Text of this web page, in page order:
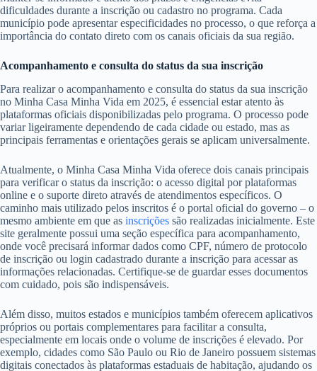
dificuldades durante a inscrição ou cadastro no programa. Cada
município pode apresentar especificidades no processo, o que reforça a
importância do contato direto com os canais oficiais da sua região.
Acompanhamento e consulta do status da sua inscrição
Para realizar o acompanhamento e consulta do status da sua inscrição
no Minha Casa Minha Vida em 2025, é essencial estar atento às
plataformas oficiais disponibilizadas pelo programa. O processo pode
variar ligeiramente dependendo de cada cidade ou estado, mas as
principais ferramentas e orientações gerais se aplicam universalmente.
Atualmente, o Minha Casa Minha Vida oferece dois canais principais
para verificar o status da inscrição: o acesso digital por plataformas
online e o suporte direto através de atendimentos específicos. O
caminho mais utilizado pelos inscritos é o portal oficial do governo – o
mesmo ambiente em que as inscrições são realizadas inicialmente. Este
site geralmente possui uma seção específica para acompanhamento,
onde você precisará informar dados como CPF, número de protocolo
de inscrição ou login cadastrado durante a inscrição para acessar as
informações relacionadas. Certifique-se de guardar esses documentos
com cuidado, pois são indispensáveis.
Além disso, muitos estados e municípios também oferecem aplicativos
próprios ou portais complementares para facilitar a consulta,
especialmente em locais onde o volume de inscrições é elevado. Por
exemplo, cidades como São Paulo ou Rio de Janeiro possuem sistemas
digitais conectados às plataformas estaduais de habitação, ajudando os